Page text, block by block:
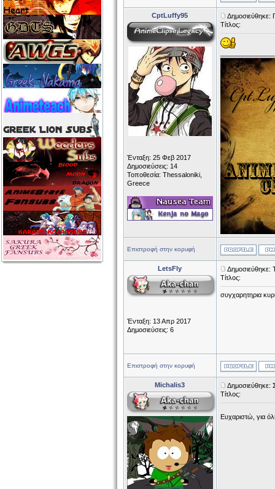
CptLuffy95
Ένταξη: 25 Φεβ 2017
Δημοσιεύσεις: 14
Τοποθεσία: Thessaloniki,
Greece
Δημοσιεύθηκε:
Τίτλος:
Επιστροφή στην κορυφή
LetsFly
Ένταξη: 13 Απρ 2017
Δημοσιεύσεις: 6
Δημοσιεύθηκε:
Τίτλος:
συγχαρητηρια
Επιστροφή στην κορυφή
Michalis3
Δημοσιεύθηκε:
Τίτλος:
Ευχαριστώ, για